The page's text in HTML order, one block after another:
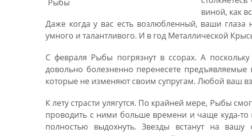
виной, как
Даже когда у вас есть возлюбленный, ваши глаза
умного и талантливого. И в год Металлической
С февраля Рыбы погрязнут в ссорах. А
довольно болезненно перенесете
которые не изменяют своим супругам. Любой ваш
К лету страсти улягутся. По крайней мере, Рыбы
проводить с ними больше времени и чаще куда-то
полностью выдохнуть. Звезды встанут на